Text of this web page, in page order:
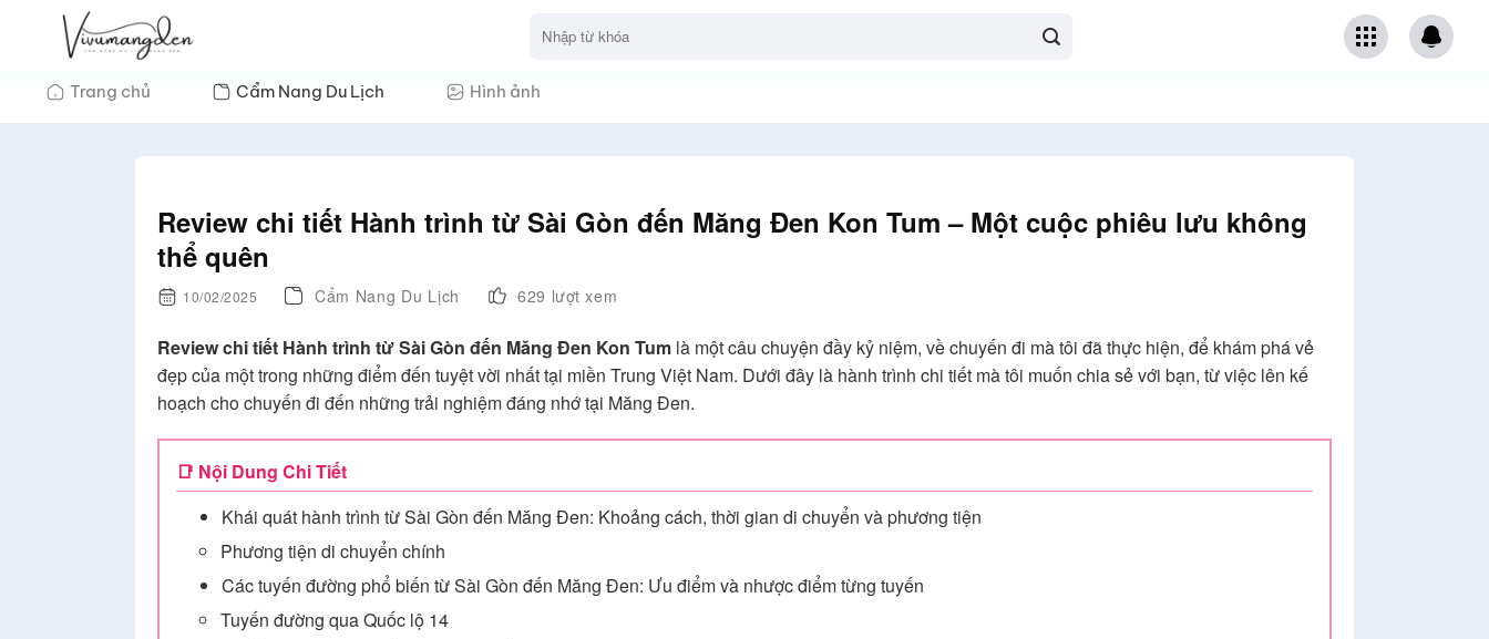
Trang chủ Cẩm Nang Du Lịch Hình ảnh
Review chi tiết Hành trình từ Sài Gòn đến Măng Đen Kon Tum – Một cuộc phiêu lưu không
thể quên
10/02/2025 Cẩm Nang Du Lịch 629 lượt xem
Review chi tiết Hành trình từ Sài Gòn đến Măng Đen Kon Tum là một câu chuyện đầy kỷ niệm, về chuyến đi mà tôi đã thực hiện, để khám phá vẻ
đẹp của một trong những điểm đến tuyệt vời nhất tại miền Trung Việt Nam. Dưới đây là hành trình chi tiết mà tôi muốn chia sẻ với bạn, từ việc lên kế
hoạch cho chuyến đi đến những trải nghiệm đáng nhớ tại Măng Đen.
📑 Nội Dung Chi Tiết
Khái quát hành trình từ Sài Gòn đến Măng Đen: Khoảng cách, thời gian di chuyển và phương tiện
Phương tiện di chuyển chính
Các tuyến đường phổ biến từ Sài Gòn đến Măng Đen: Ưu điểm và nhược điểm từng tuyến
Tuyến đường qua Quốc lộ 14